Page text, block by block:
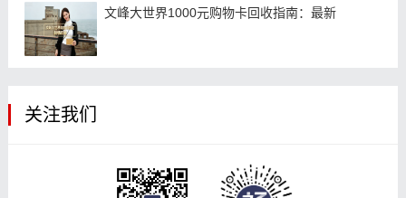
文峰大世界1000元购物卡回收指南：最新
关注我们